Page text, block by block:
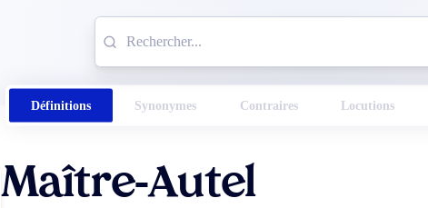
Définitions Synonymes Contraires Locutions
Maître-Autel